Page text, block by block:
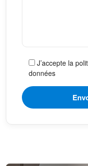
J’accepte la
données